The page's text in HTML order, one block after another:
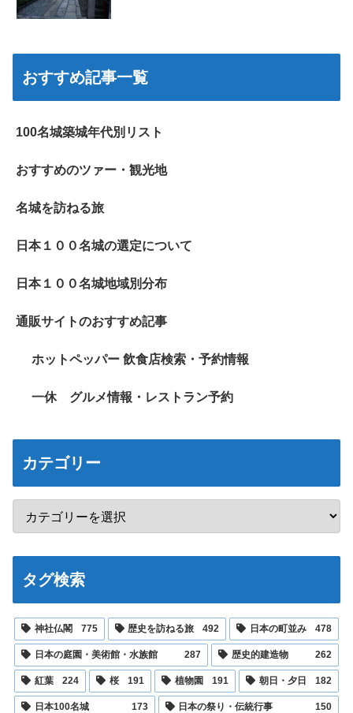
おすすめ記事一覧
100名城築城年代別リスト
おすすめのツァー・観光地
名城を訪ねる旅
日本１００名城の選定について
日本１００名城地域別分布
通販サイトのおすすめ記事
ホットペッパー 飲食店検索・予約情報
一休 グルメ情報・レストラン予約
カテゴリー
タグ検索
神社仏閣 775 歴史を訪ねる旅 492 日本の町並み 478
日本の庭園・美術館・水族館 287 歴史的建造物 262
紅葉 224 桜 191 植物園 191 朝日・夕日 182
日本100名城 173 日本の祭り・伝統行事 150